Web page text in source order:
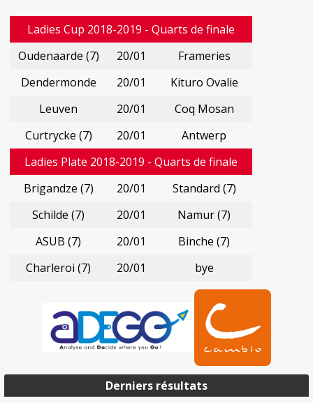
Ladies Cup 2018-2019 - Quarts de finale
Oudenaarde (7)
20/01
Frameries
Dendermonde
20/01
Kituro Ovalie
Leuven
20/01
Coq Mosan
Curtrycke (7)
20/01
Antwerp
Ladies Plate 2018-2019 - Quarts de finale
Brigandze (7)
20/01
Standard (7)
Schilde (7)
20/01
Namur (7)
ASUB (7)
20/01
Binche (7)
Charleroi (7)
20/01 bye
Derniers résultats